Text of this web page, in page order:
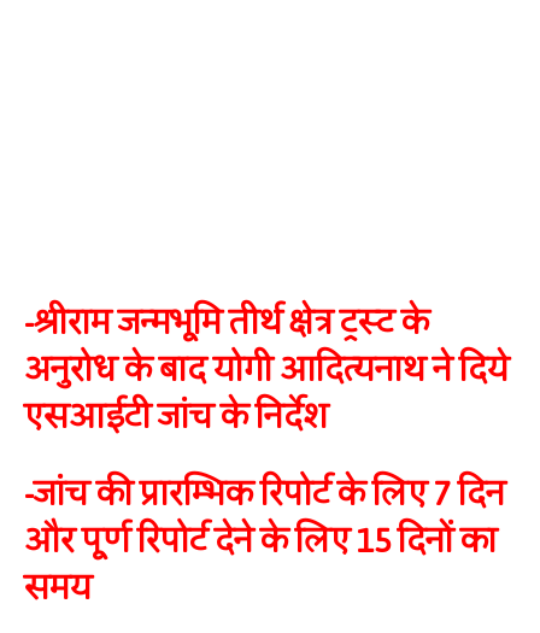
-श्रीराम जन्मभूमि तीर्थ क्षेत्र ट्रस्ट के
अनुरोध के बाद योगी आदित्यनाथ ने दिये
एसआईटी जांच के निर्देश
-जांच की प्रारम्भिक रिपोर्ट के लिए 7 दिन
और पूर्ण रिपोर्ट देने के लिए 15 दिनों का
समय